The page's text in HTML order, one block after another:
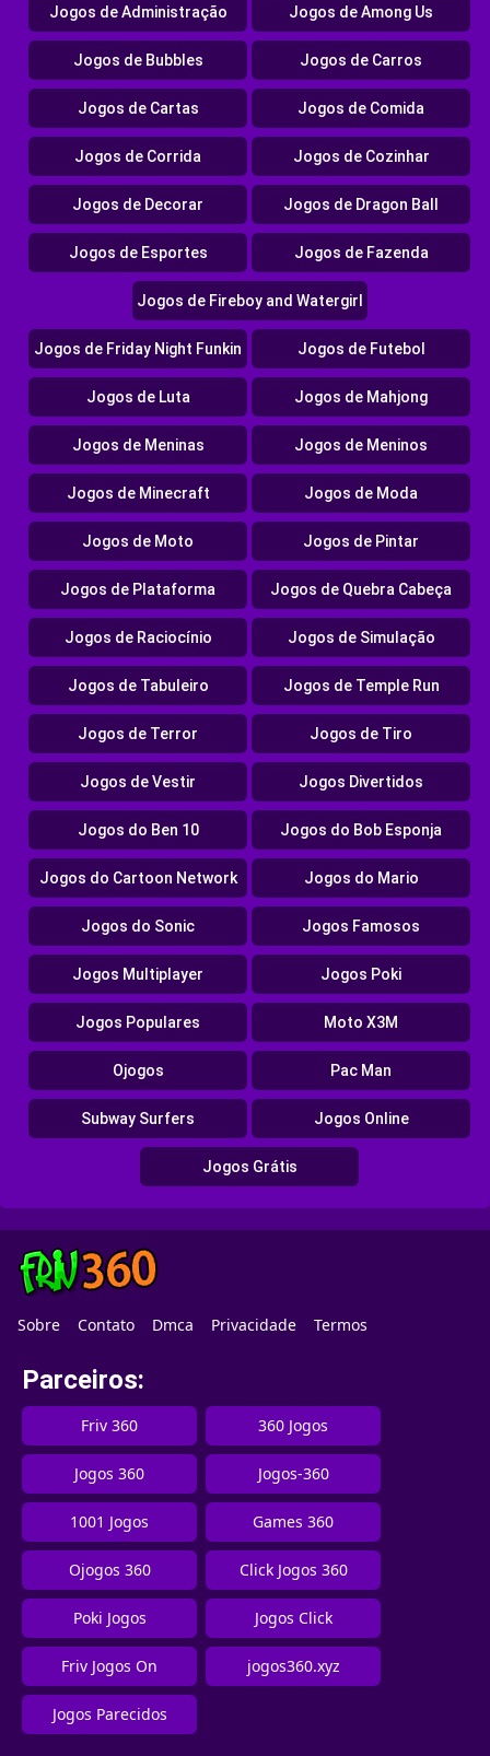
Jogos de Administração Jogos de Among Us
Jogos de Bubbles Jogos de Carros
Jogos de Cartas Jogos de Comida
Jogos de Corrida Jogos de Cozinhar
Jogos de Decorar Jogos de Dragon Ball
Jogos de Esportes Jogos de Fazenda
Jogos de Fireboy and Watergirl
Jogos de Friday Night Funkin Jogos de Futebol
Jogos de Luta Jogos de Mahjong
Jogos de Meninas Jogos de Meninos
Jogos de Minecraft Jogos de Moda
Jogos de Moto Jogos de Pintar
Jogos de Plataforma Jogos de Quebra Cabeça
Jogos de Raciocínio Jogos de Simulação
Jogos de Tabuleiro Jogos de Temple Run
Jogos de Terror Jogos de Tiro
Jogos de Vestir Jogos Divertidos
Jogos do Ben 10 Jogos do Bob Esponja
Jogos do Cartoon Network Jogos do Mario
Jogos do Sonic Jogos Famosos
Jogos Multiplayer Jogos Poki
Jogos Populares Moto X3M
Ojogos Pac Man
Subway Surfers Jogos Online
Jogos Grátis
Sobre Contato Dmca Privacidade Termos
Parceiros:
Friv 360 360 Jogos
Jogos 360 Jogos-360
1001 Jogos Games 360
Ojogos 360 Click Jogos 360
Poki Jogos Jogos Click
Friv Jogos On jogos360.xyz
Jogos Parecidos